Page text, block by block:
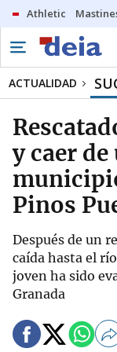
Athletic
ACTUALIDAD
y caer
Pinos
Después de un
caída hasta el
joven ha sido
Granada